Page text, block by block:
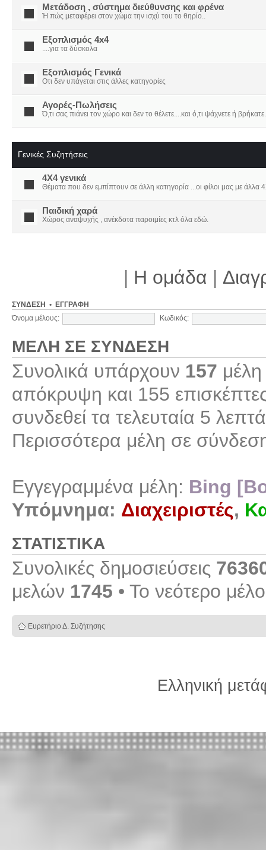
Μετάδοση , σύστημα διεύθυνσης και φρένα
Ή πώς μεταφέρει στον χώμα την ισχύ του το θηρίο..
Εξοπλισμός 4x4
....για τα δύσκολα
Εξοπλισμός Γενικά
Οτι δεν υπάγεται στις άλλες κατηγορίες
Αγορές-Πωλήσεις
Ό,τι σας πιάνει τον χώρο και δεν το θέλετε....και ό,τι ψάχνετε ή
Γενικές Συζητήσεις
4X4 γενικά
Θέματα που δεν εμπίπτουν σε άλλη κατηγορία ...οι φίλοι μας με άλλα
Παιδική χαρά
Χώρος αναψυχής , ανέκδοτα παροιμίες κτλ όλα εδώ.
| Η ομάδα |
ΣΎΝΔΕΣΗ • ΕΓΓΡΑΦΉ
Όνομα μέλους: Κωδικός:
ΜΈΛΗ ΣΕ ΣΎΝΔΕΣΗ
Συνολικά υπάρχουν 157
απόκρυψη και 155
συνδεθεί τα τελευταία 5
Περισσότερα μέλη σε
Εγγεγραμμένα μέλη: Bing
Υπόμνημα: Διαχειριστές,
ΣΤΑΤΙΣΤΙΚΆ
Συνολικές δημοσιεύσεις
μελών 1745 • Το νεότερο
Ευρετήριο Δ. Συζήτησης
Ελληνική